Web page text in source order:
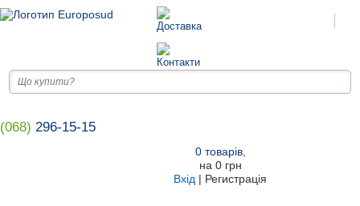
(068) 296-15-15
0товарів,
на 0 грн
Вхід | Регистрація